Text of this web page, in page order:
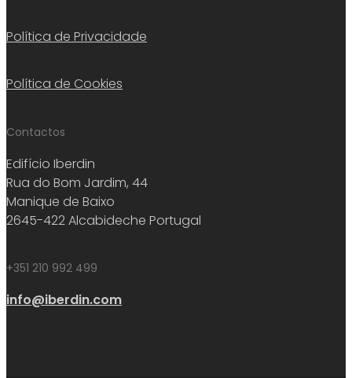
Política de Privacidade
Política de Cookies
Contactos
Edifício Iberdin
Rua do Bom Jardim, 44
Manique de Baixo
2645-422 Alcabideche Portugal
+351 210 992 499
info@iberdin.com